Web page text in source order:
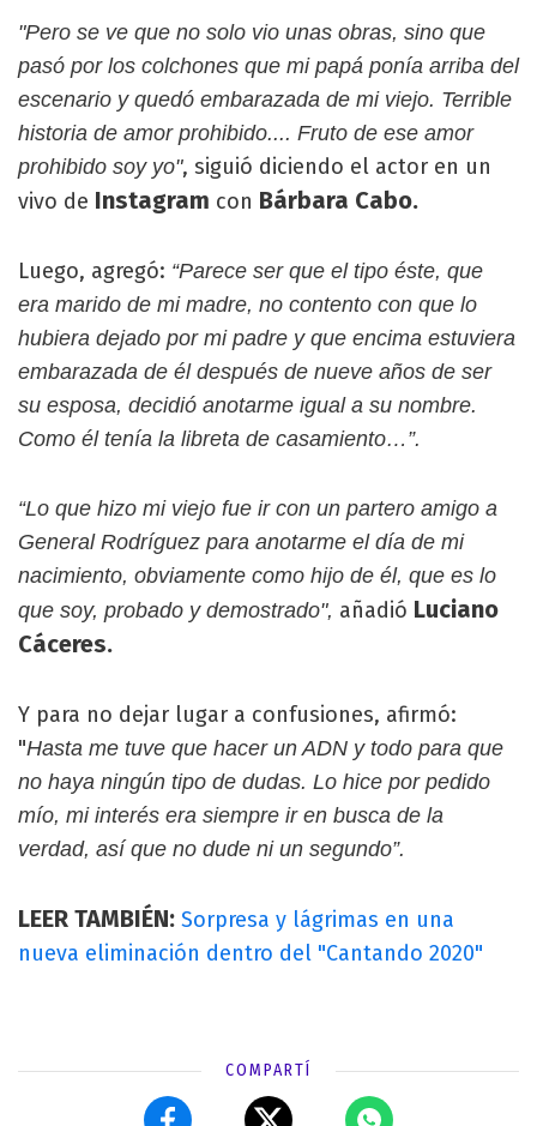
"Pero se ve que no solo vio unas obras, sino que
pasó por los colchones que mi papá ponía arriba del
escenario y quedó embarazada de mi viejo. Terrible
historia de amor prohibido.... Fruto de ese amor
prohibido soy yo", siguió diciendo el actor en un
vivo de Instagram con Bárbara Cabo.
Luego, agregó: “Parece ser que el tipo éste, que
era marido de mi madre, no contento con que lo
hubiera dejado por mi padre y que encima estuviera
embarazada de él después de nueve años de ser
su esposa, decidió anotarme igual a su nombre.
Como él tenía la libreta de casamiento…”.
“Lo que hizo mi viejo fue ir con un partero amigo a
General Rodríguez para anotarme el día de mi
nacimiento, obviamente como hijo de él, que es lo
que soy, probado y demostrado", añadió Luciano
Cáceres.
Y para no dejar lugar a confusiones, afirmó:
"Hasta me tuve que hacer un ADN y todo para que
no haya ningún tipo de dudas. Lo hice por pedido
mío, mi interés era siempre ir en busca de la
verdad, así que no dude ni un segundo”.
LEER TAMBIÉN: Sorpresa y lágrimas en una
nueva eliminación dentro del "Cantando 2020"
COMPARTÍ